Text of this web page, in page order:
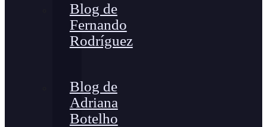
Blog de
Fernando
Rodríguez
Blog de
Adriana
Botelho